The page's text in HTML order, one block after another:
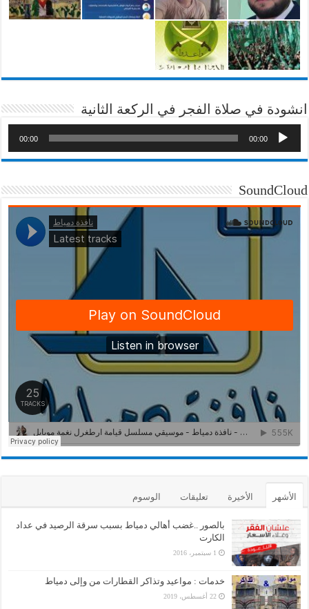
انشودة في صلاة الفجر في الركعة الثانية
00:00
00:00
SoundCloud
الأشهر الأخيرة تعليقات الوسوم
بالصور ..غضب أهالي دمياط بسبب سرقة الرصيد في عداد
الكارت
1 سبتمبر، 2016
خدمات : مواعيد وتذاكر القطارات من وإلى دمياط
22 أغسطس، 2019